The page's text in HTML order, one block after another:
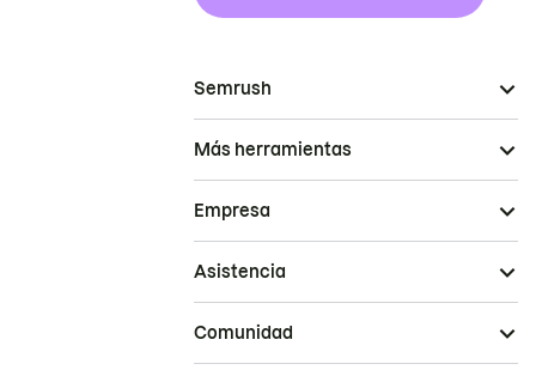
Semrush
Más herramientas
Empresa
Asistencia
Comunidad